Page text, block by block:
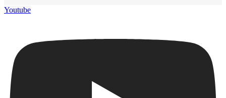
Youtube